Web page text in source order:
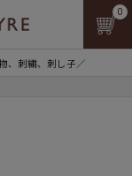
、刺繍、刺し子／
0